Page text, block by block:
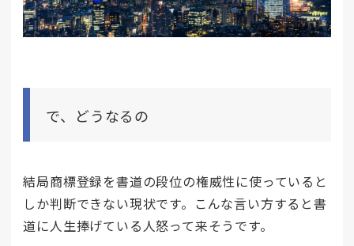
で、どうなるの
結局商標登録を書道の段位の権威性に使っていると
しか判断できない現状です。こんな言い方すると書
道に人生捧げている人怒って来そうです。